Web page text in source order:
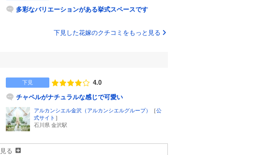
多彩なバリエーションがある挙式スペースです
下見した花嫁のクチコミをもっと見る
下見 点数
4.0
チャペルがナチュラルな感じで可愛い
アルカンシエル金沢（アルカンシエルグループ） ［公
式サイト ］
石川県 金沢駅
る